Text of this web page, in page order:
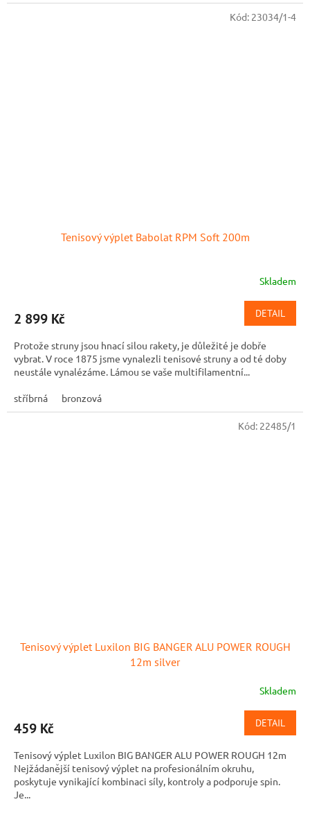
Tenisový výplet Babolat RPM Soft 200m
Skladem
2 899 Kč DETAIL
Protože struny jsou hnací silou rakety, je důležité je dobře
vybrat. V roce 1875 jsme vynalezli tenisové struny a od té doby
neustále vynalézáme. Lámou se vaše multifilamentní...
stříbrná bronzová
Kód: 23034/1-4
Tenisový výplet Luxilon BIG BANGER ALU POWER ROUGH
12m silver
Skladem
459 Kč DETAIL
Tenisový výplet Luxilon BIG BANGER ALU POWER ROUGH 12m
Nejžádanější tenisový výplet na profesionálním okruhu,
poskytuje vynikající kombinaci síly, kontroly a podporuje spin.
Je...
Kód: 22485/1